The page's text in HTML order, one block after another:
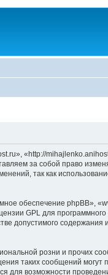
«http://
за собой право
так как
обеспечение phpBB»,
GPL для
допустимого
розни и прочих
таких сообщений
для возможности